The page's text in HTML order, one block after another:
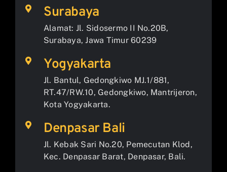
Surabaya
Alamat: Jl. Sidosermo II No.20B,
Surabaya, Jawa Timur 60239
Yogyakarta
Jl. Bantul, Gedongkiwo MJ.1/881,
RT.47/RW.10, Gedongkiwo, Mantrijeron,
Kota Yogyakarta.
Denpasar Bali
Jl. Kebak Sari No.20, Pemecutan Klod,
Kec. Denpasar Barat, Denpasar, Bali.